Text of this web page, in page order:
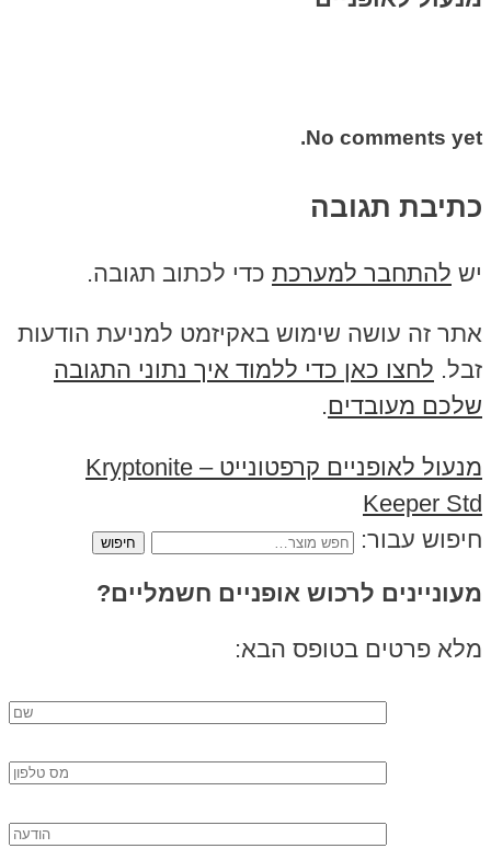
No comments yet.
כתיבת תגובה
יש להתחבר למערכת כדי לכתוב תגובה.
אתר זה עושה שימוש באקיזמט למניעת הודעות
זבל. לחצו כאן כדי ללמוד איך נתוני התגובה
שלכם מעובדים.
מנעול לאופניים קרפטונייט – Kryptonite
Keeper Std
חיפוש עבור:
מעוניינים לרכוש אופניים חשמליים?
מלא פרטים בטופס הבא: